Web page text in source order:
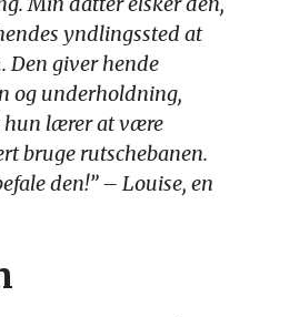
yndlingssted at
Den giver hende
og underholdning,
hun lærer at være
bruge rutschebanen.
den!” – Louise, en